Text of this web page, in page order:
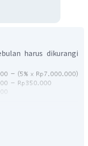
harus dikurangi
jumlah total PTKP